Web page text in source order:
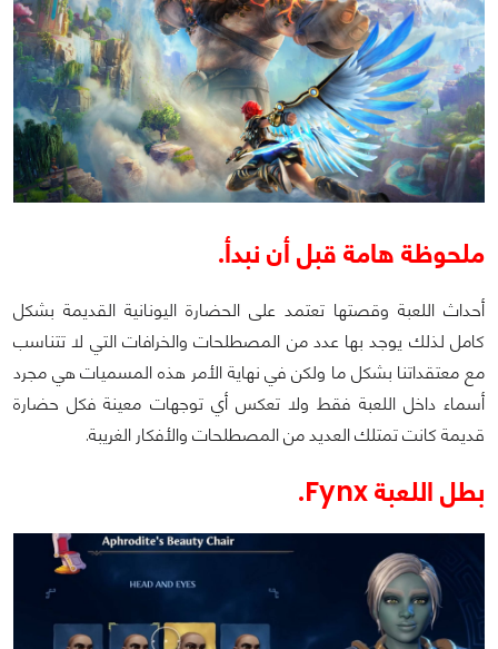
ملحوظة هامة قبل أن نبدأ.
أحداث اللعبة وقصتها تعتمد على الحضارة اليونانية القديمة بشكل
كامل لذلك يوجد بها عدد من المصطلحات والخرافات التي لا تتناسب
مع معتقداتنا بشكل ما ولكن في نهاية الأمر هذه المسميات هي مجرد
أسماء داخل اللعبة فقط ولا تعكس أي توجهات معينة فكل حضارة
قديمة كانت تمتلك العديد من المصطلحات والأفكار الغريبة.
بطل اللعبة Fynx.